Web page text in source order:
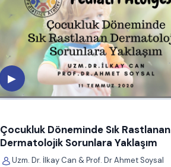
▶
Çocukluk Döneminde Sık Rastlanan
Dermatolojik Sorunlara Yaklaşım
Uzm. Dr. İlkay Can & Prof. Dr Ahmet Soysal